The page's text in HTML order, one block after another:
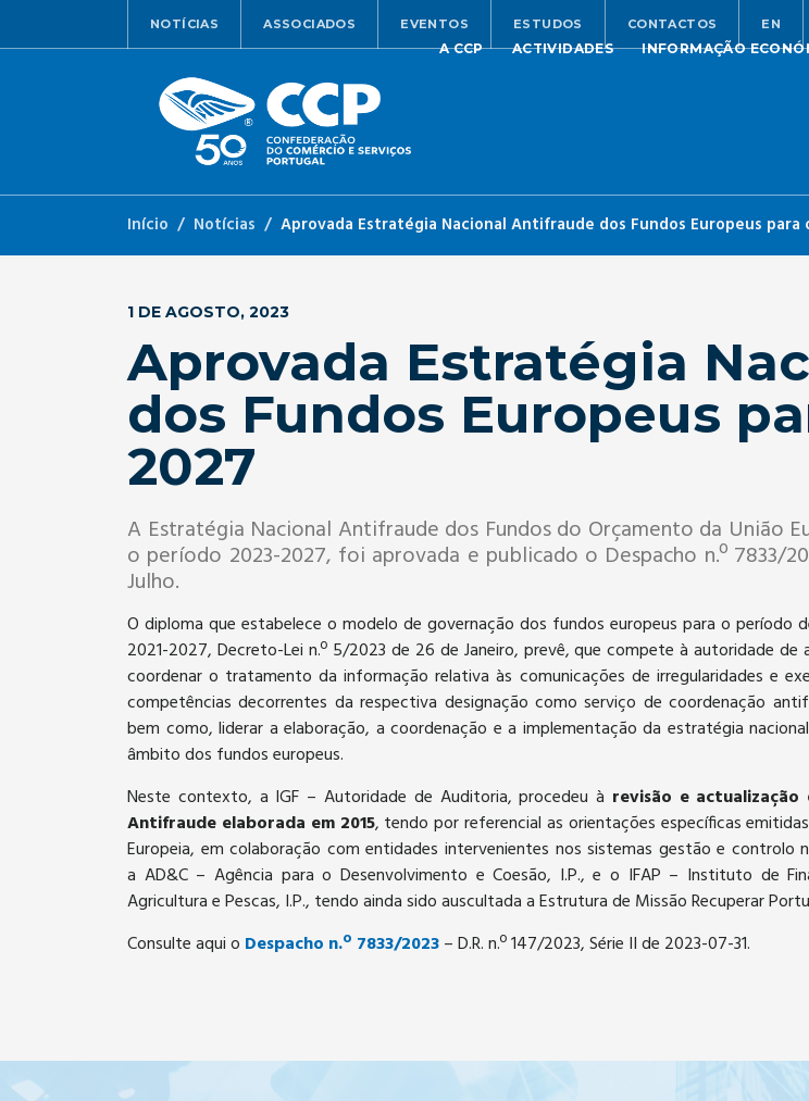
NOTÍCIAS ASSOCIADOS EVENTOS ESTUDOS CONTACTOS EN
A CCP ACTIVIDADES INFORMAÇÃO
Início Notícias Aprovada Estratégia Nacional Antifraude dos Fundos Europeus para
1 DE AGOSTO, 2023
Aprovada Estratégia
dos Fundos Europeus
2027
A Estratégia Nacional Antifraude dos Fundos do Orçamento da União
o período 2023-2027, foi aprovada e publicado o Despacho n.º 7833/
Julho.
O diploma que estabelece o modelo de governação dos fundos europeus para o período
2021-2027, Decreto-Lei n.º 5/2023 de 26 de Janeiro, prevê, que compete à autoridade de
coordenar o tratamento da informação relativa às comunicações de irregularidades e
competências decorrentes da respectiva designação como serviço de coordenação
bem como, liderar a elaboração, a coordenação e a implementação da estratégia
âmbito dos fundos europeus.
Neste contexto, a IGF – Autoridade de Auditoria, procedeu à revisão e
Antifraude elaborada em 2015, tendo por referencial as orientações específicas
Europeia, em colaboração com entidades intervenientes nos sistemas gestão e controlo
a AD&C – Agência para o Desenvolvimento e Coesão, I.P., e o IFAP – Instituto de
Agricultura e Pescas, I.P., tendo ainda sido auscultada a Estrutura de Missão Recuperar
Consulte aqui o Despacho n.º 7833/2023– D.R. n.º 147/2023, Série II de 2023-07-31.